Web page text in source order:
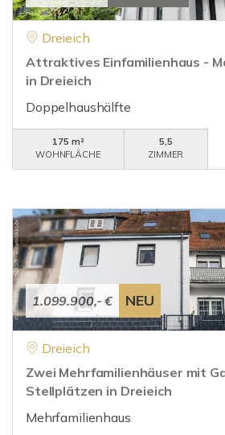
Dreieich
Attraktives Einfamilienhaus -
in Dreieich
Doppelhaushälfte
175 m²
WOHNFLÄCHE
5,5
ZIMMER
1.099.900,- € NEU
Dreieich
Zwei Mehrfamilienhäuser mit
Stellplätzen in Dreieich
Mehrfamilienhaus